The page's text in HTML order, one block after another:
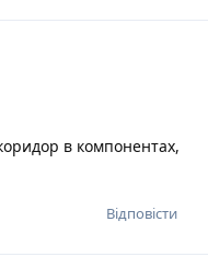
в компонентах,
Відповісти